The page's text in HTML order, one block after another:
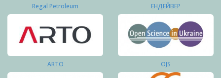
Regal Petroleum ЕНДЕЙВЕР
ARTO OJS